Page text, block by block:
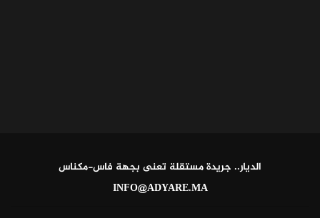
الديار.. جريدة مستقلة تعنى بجهة فاس-مكناس
INFO@ADYARE.MA